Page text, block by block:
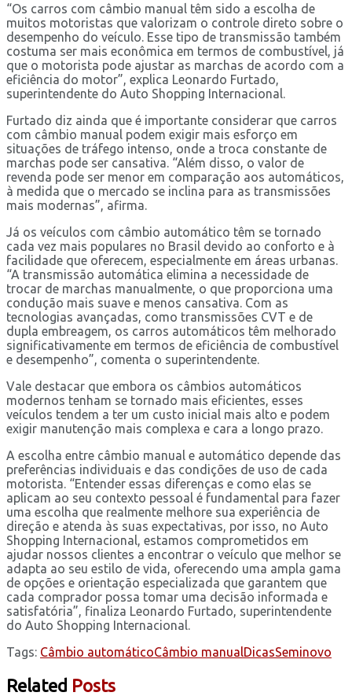
“Os carros com câmbio manual têm sido a escolha de
muitos motoristas que valorizam o controle direto sobre o
desempenho do veículo. Esse tipo de transmissão também
costuma ser mais econômica em termos de combustível, já
que o motorista pode ajustar as marchas de acordo com a
eficiência do motor”, explica Leonardo Furtado,
superintendente do Auto Shopping Internacional.
Furtado diz ainda que é importante considerar que carros
com câmbio manual podem exigir mais esforço em
situações de tráfego intenso, onde a troca constante de
marchas pode ser cansativa. “Além disso, o valor de
revenda pode ser menor em comparação aos automáticos,
à medida que o mercado se inclina para as transmissões
mais modernas”, afirma.
Já os veículos com câmbio automático têm se tornado
cada vez mais populares no Brasil devido ao conforto e à
facilidade que oferecem, especialmente em áreas urbanas.
“A transmissão automática elimina a necessidade de
trocar de marchas manualmente, o que proporciona uma
condução mais suave e menos cansativa. Com as
tecnologias avançadas, como transmissões CVT e de
dupla embreagem, os carros automáticos têm melhorado
significativamente em termos de eficiência de combustível
e desempenho”, comenta o superintendente.
Vale destacar que embora os câmbios automáticos
modernos tenham se tornado mais eficientes, esses
veículos tendem a ter um custo inicial mais alto e podem
exigir manutenção mais complexa e cara a longo prazo.
A escolha entre câmbio manual e automático depende das
preferências individuais e das condições de uso de cada
motorista. “Entender essas diferenças e como elas se
aplicam ao seu contexto pessoal é fundamental para fazer
uma escolha que realmente melhore sua experiência de
direção e atenda às suas expectativas, por isso, no Auto
Shopping Internacional, estamos comprometidos em
ajudar nossos clientes a encontrar o veículo que melhor se
adapta ao seu estilo de vida, oferecendo uma ampla gama
de opções e orientação especializada que garantem que
cada comprador possa tomar uma decisão informada e
satisfatória”, finaliza Leonardo Furtado, superintendente
do Auto Shopping Internacional.
Tags: Câmbio automáticoCâmbio manualDicasSeminovo
Related Posts